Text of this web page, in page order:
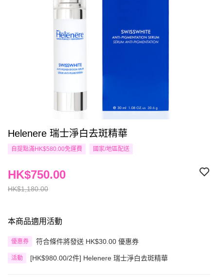
Helenere 瑞士淨白去斑精華
自提點滿HK$580.00免運費 國家/地區配送
HK$1,180.00
HK$750.00
本商品適用活動
優惠券 符合條件將發送 HK$30.00 優惠券
活動 [HK$980.00/2件] Helenere 瑞士淨白去斑精華